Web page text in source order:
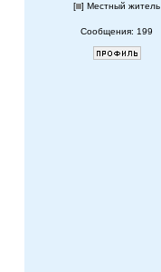
[ ] Местный житель
Сообщения: 199